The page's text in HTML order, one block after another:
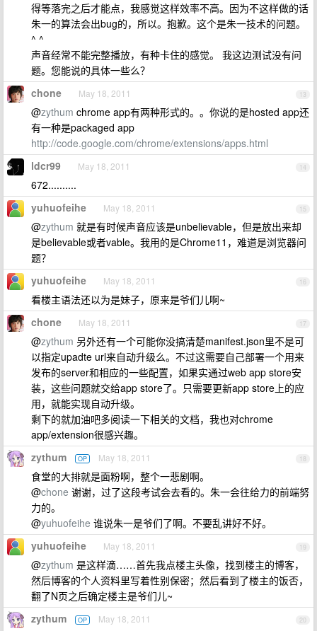
得等落完之后才能点，我感觉这样效率不高。因为不这样做的话
朱一的算法会出bug的，所以。抱歉。这个是朱一技术的问题。
^ ^
声音经常不能完整播放，有种卡住的感觉。 我这边测试没有问
题。您能说的具体一些么？
13
chone May 18, 2011
@zythum chrome app有两种形式的。。你说的是hosted app还
有一种是packaged app
http://code.google.com/chrome/extensions/apps.html
14
ldcr99 May 18, 2011
672..........
15
yuhuofeihe May 18, 2011
@zythum 就是有时候声音应该是unbelievable，但是放出来却
是believable或者vable。我用的是Chrome11，难道是浏览器问
题？
16
yuhuofeihe May 18, 2011
看楼主语法还以为是妹子，原来是爷们儿啊~
17
chone May 18, 2011
@zythum 另外还有一个可能你没搞清楚manifest.json里不是可
以指定upadte url来自动升级么。不过这需要自己部署一个用来
发布的server和相应的一些配置，如果实通过web app store安
装，这些问题就交给app store了。只需要更新app store上的应
用，就能实现自动升级。
剩下的就加油吧多阅读一下相关的文档，我也对chrome
app/extension很感兴趣。
18
zythum OP May 18, 2011
食堂的大排就是面粉啊，整个一悲剧啊。
@chone 谢谢，过了这段考试会去看的。朱一会往给力的前端努
力的。
@yuhuofeihe 谁说朱一是爷们了啊。不要乱讲好不好。
19
yuhuofeihe May 18, 2011
@zythum 是这样滴……首先我点楼主头像，找到楼主的博客，
然后博客的个人资料里写着性别保密；然后看到了楼主的饭否，
翻了N页之后确定楼主是爷们儿~
20
zythum OP May 18, 2011